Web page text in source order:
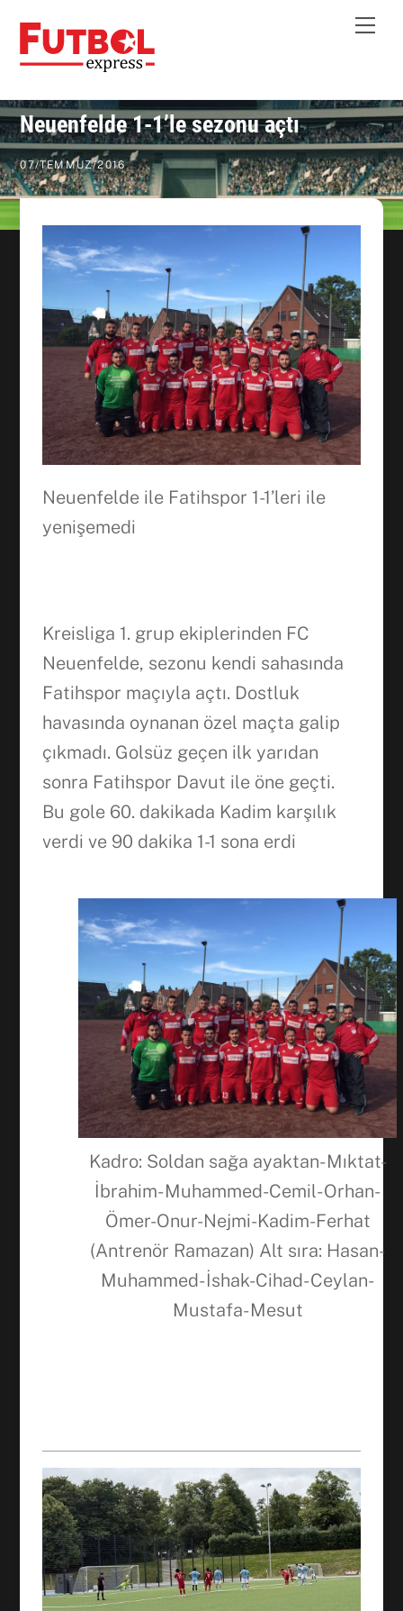
content
Neuenfelde 1-1’le sezonu açtı
07/TEMMUZ/2016
Neuenfelde ile Fatihspor 1-1’leri ile
yenişemedi
Kreisliga 1. grup ekiplerinden FC
Neuenfelde, sezonu kendi sahasında
Fatihspor maçıyla açtı. Dostluk
havasında oynanan özel maçta galip
çıkmadı. Golsüz geçen ilk yarıdan
sonra Fatihspor Davut ile öne geçti.
Bu gole 60. dakikada Kadim karşılık
verdi ve 90 dakika 1-1 sona erdi
Kadro: Soldan sağa ayaktan- Mıktat-
İbrahim- Muhammed-Cemil- Orhan-
Ömer-Onur-Nejmi-Kadim-Ferhat
(Antrenör Ramazan) Alt sıra: Hasan-
Muhammed- İshak-Cihad- Ceylan-
Mustafa- Mesut